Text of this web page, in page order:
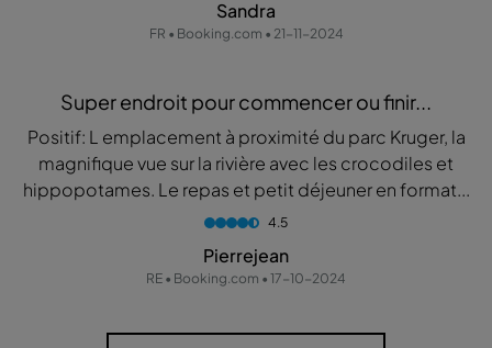
Sandra
FR • Booking.com • 21-11-2024
Super endroit pour commencer ou finir...
Positif: L emplacement à proximité du parc Kruger, la
magnifique vue sur la rivière avec les crocodiles et
hippopotames. Le repas et petit déjeuner en format...
4.5
Pierrejean
RE • Booking.com • 17-10-2024